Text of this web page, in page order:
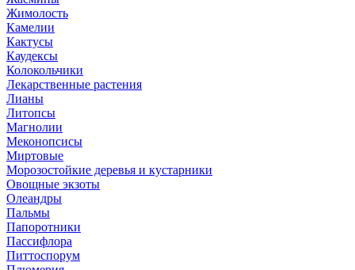
Жимолость
Камелии
Кактусы
Каудексы
Колокольчики
Лекарственные растения
Лианы
Литопсы
Магнолии
Меконопсисы
Миртовые
Морозостойкие деревья и кустарники
Овощные экзоты
Олеандры
Пальмы
Папоротники
Пассифлора
Питтоспорум